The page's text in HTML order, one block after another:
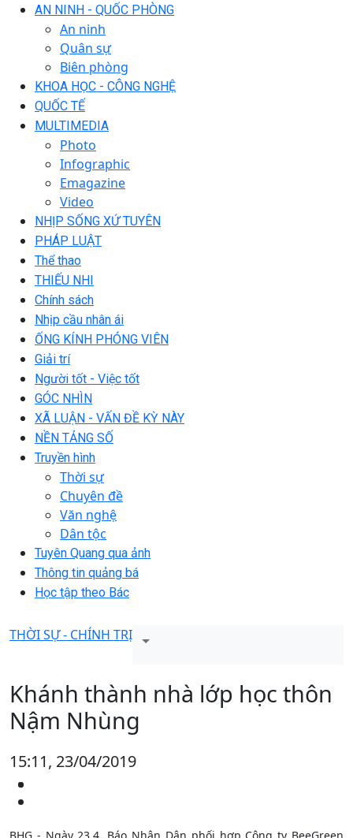
AN NINH - QUỐC PHÒNG
An ninh
Quân sự
Biên phòng
KHOA HỌC - CÔNG NGHỆ
QUỐC TẾ
MULTIMEDIA
Photo
Infographic
Emagazine
Video
NHỊP SỐNG XỨ TUYÊN
PHÁP LUẬT
Thể thao
THIẾU NHI
Chính sách
Nhịp cầu nhân ái
ỐNG KÍNH PHÓNG VIÊN
Giải trí
Người tốt - Việc tốt
GÓC NHÌN
XÃ LUẬN - VẤN ĐỀ KỲ NÀY
NỀN TẢNG SỐ
Truyền hình
Thời sự
Chuyên đề
Văn nghệ
Dân tộc
Tuyên Quang qua ảnh
Thông tin quảng bá
Học tập theo Bác
THỜI SỰ - CHÍNH TRỊ
Khánh thành nhà lớp học thôn
Nậm Nhùng
15:11, 23/04/2019